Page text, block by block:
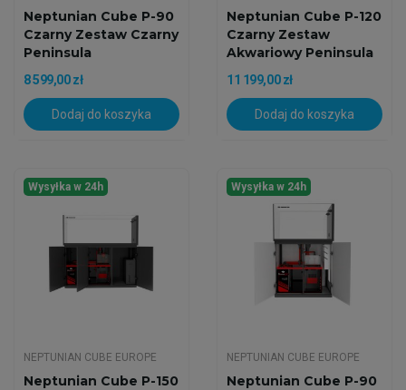
Neptunian Cube P-90
Czarny Zestaw Czarny
Peninsula
8 599,00 zł
Dodaj do koszyka
Neptunian Cube P-120
Czarny Zestaw
Akwariowy Peninsula
11 199,00 zł
Dodaj do koszyka
Wysyłka w 24h
NEPTUNIAN CUBE EUROPE
Neptunian Cube P-150
Wysyłka w 24h
NEPTUNIAN CUBE EUROPE
Neptunian Cube P-90